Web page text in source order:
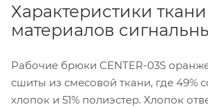
Характеристики
материалов
Рабочие брюки CENTER-03S
сшиты из смесовой ткани, где 49%
хлопок и 51% полиэстер. Хлопок